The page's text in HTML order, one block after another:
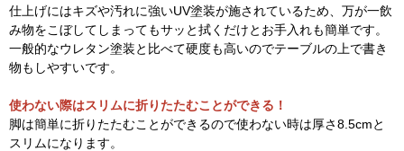
仕上げにはキズや汚れに強いUV塗装が施されているため、万が一飲
み物をこぼしてしまってもサッと拭くだけとお手入れも簡単です。
一般的なウレタン塗装と比べて硬度も高いのでテーブルの上で書き
物もしやすいです。
使わない際はスリムに折りたたむことができる！
脚は簡単に折りたたむことができるので使わない時は厚さ8.5cmと
スリムになります。